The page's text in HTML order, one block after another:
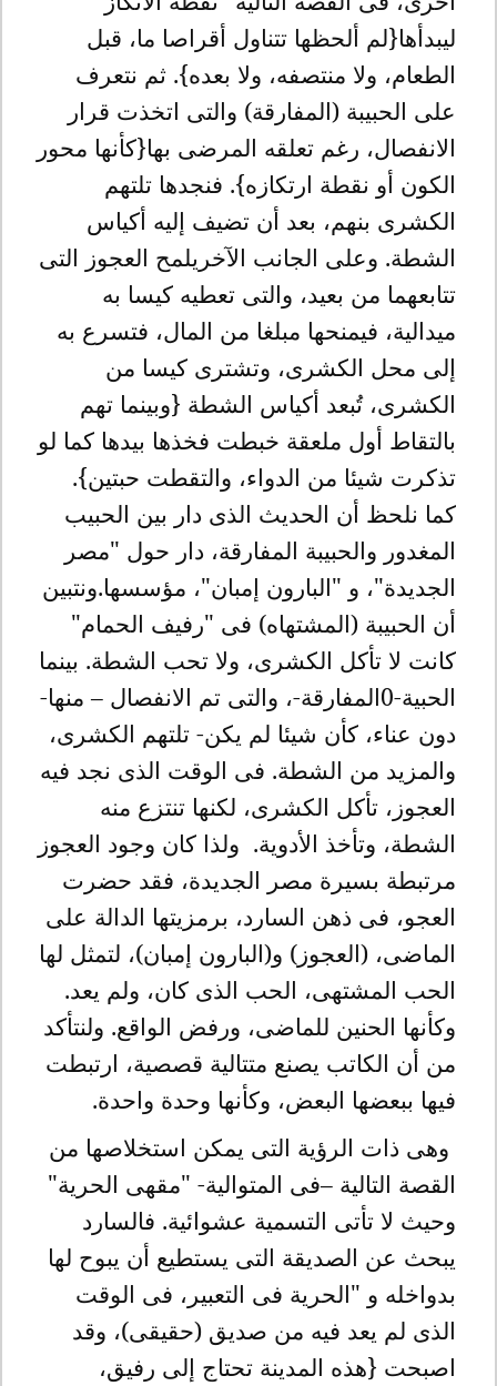
ليبدأها{لم ألحظها تتناول أقراصا ما، قبل
الطعام، ولا منتصفه، ولا بعده}. ثم نتعرف
على الحبيبة (المفارقة) والتى اتخذت قرار
الانفصال، رغم تعلقه المرضى بها{كأنها محور
الكون أو نقطة ارتكازه}. فنجدها تلتهم
الكشرى بنهم، بعد أن تضيف إليه أكياس
الشطة. وعلى الجانب الآخريلمح العجوز التى
تتابعهما من بعيد، والتى تعطيه كيسا به
ميدالية، فيمنحها مبلغا من المال، فتسرع به
إلى محل الكشرى، وتشترى كيسا من
الكشرى، تُبعد أكياس الشطة {وبينما تهم
بالتقاط أول ملعقة خبطت فخذها بيدها كما لو
تذكرت شيئا من الدواء، والتقطت حبتين}.
كما نلحظ أن الحديث الذى دار بين الحبيب
المغدور والحبيبة المفارقة، دار حول "مصر
الجديدة"، و "البارون إمبان"، مؤسسها.ونتبين
أن الحبيبة (المشتهاه) فى "رفيف الحمام"
كانت لا تأكل الكشرى، ولا تحب الشطة. بينما
الحبية-0المفارقة-، والتى تم الانفصال – منها-
دون عناء، كأن شيئا لم يكن- تلتهم الكشرى،
والمزيد من الشطة. فى الوقت الذى نجد فيه
العجوز، تأكل الكشرى، لكنها تنتزع منه
الشطة، وتأخذ الأدوية. ولذا كان وجود العجوز
مرتبطة بسيرة مصر الجديدة، فقد حضرت
العجو، فى ذهن السارد، برمزيتها الدالة على
الماضى، (العجوز) و(البارون إمبان)، لتمثل لها
الحب المشتهى، الحب الذى كان، ولم يعد.
وكأنها الحنين للماضى، ورفض الواقع. ولنتأكد
من أن الكاتب يصنع متتالية قصصية، ارتبطت
فيها ببعضها البعض، وكأنها وحدة واحدة.
وهى ذات الرؤية التى يمكن استخلاصها من
القصة التالية –فى المتوالية- "مقهى الحرية"
وحيث لا تأتى التسمية عشوائية. فالسارد
يبحث عن الصديقة التى يستطيع أن يبوح لها
بدواخله و "الحرية فى التعبير، فى الوقت
الذى لم يعد فيه من صديق (حقيقى)، وقد
اصبحت {هذه المدينة تحتاج إلى رفيق،